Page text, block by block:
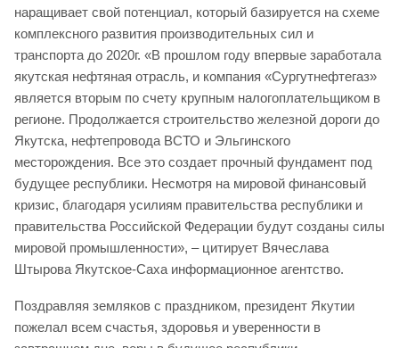
наращивает свой потенциал, который базируется на схеме
комплексного развития производительных сил и
транспорта до 2020г. «В прошлом году впервые заработала
якутская нефтяная отрасль, и компания «Сургутнефтегаз»
является вторым по счету крупным налогоплательщиком в
регионе. Продолжается строительство железной дороги до
Якутска, нефтепровода ВСТО и Эльгинского
месторождения. Все это создает прочный фундамент под
будущее республики. Несмотря на мировой финансовый
кризис, благодаря усилиям правительства республики и
правительства Российской Федерации будут созданы силы
мировой промышленности», – цитирует Вячеслава
Штырова Якутское-Саха информационное агентство.
Поздравляя земляков с праздником, президент Якутии
пожелал всем счастья, здоровья и уверенности в